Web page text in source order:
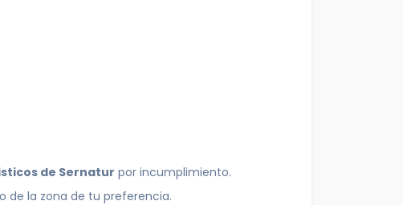
de Sernatur por incumplimiento.
de la zona de tu preferencia.